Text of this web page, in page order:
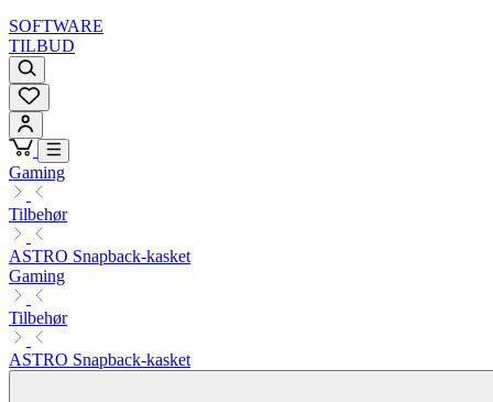
SOFTWARE
TILBUD
Gaming
Tilbehør
ASTRO Snapback-kasket
Gaming
Tilbehør
ASTRO Snapback-kasket